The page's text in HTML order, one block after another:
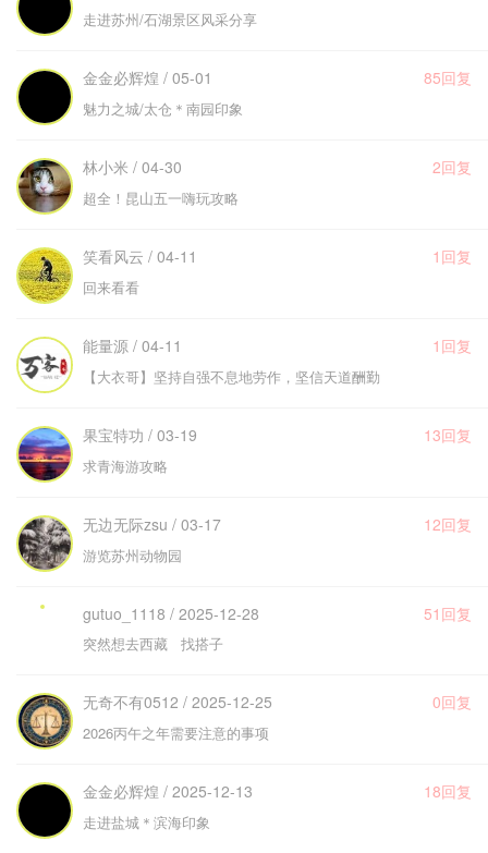
走进苏州/石湖景区风采分享
金金必辉煌 / 05-01 85回复
魅力之城/太仓＊南园印象
林小米 / 04-30 2回复
超全！昆山五一嗨玩攻略
笑看风云 / 04-11 1回复
回来看看
能量源 / 04-11 1回复
【大衣哥】坚持自强不息地劳作，坚信天道酬勤
果宝特功 / 03-19 13回复
求青海游攻略
无边无际zsu / 03-17 12回复
游览苏州动物园
gutuo_1118 / 2025-12-28 51回复
突然想去西藏 找搭子
无奇不有0512 / 2025-12-25 0回复
2026丙午之年需要注意的事项
金金必辉煌 / 2025-12-13 18回复
走进盐城＊滨海印象